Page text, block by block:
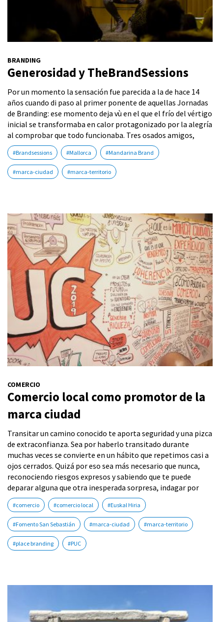
BRANDING
Generosidad y TheBrandSessions
Por un momento la sensación fue parecida a la de hace 14
años cuando di paso al primer ponente de aquellas Jornadas
de Branding: ese momento deja vù en el que el frío del vértigo
inicial se transformaba en calor protagonizado por la alegría
al comprobar que todo funcionaba. Tres osados amigos,
#Brandsessions #Mallorca #Mandarina Brand
#marca-ciudad #marca-territorio
COMERCIO
Comercio local como promotor de la
marca ciudad
Transitar un camino conocido te aporta seguridad y una pizca
de extraconfianza. Sea por haberlo transitado durante
muchas veces se convierte en un hábito que repetimos casi a
ojos cerrados. Quizá por eso sea más necesario que nunca,
reconociendo riesgos expresos y sabiendo que te puede
deparar alguna que otra inesperada sorpresa, indagar por
#comercio #comercio local #Euskal Hiria
#Fomento San Sebastián #marca-ciudad #marca-territorio
#place branding #PUC